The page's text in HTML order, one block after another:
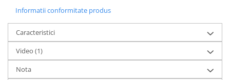
Informatii conformitate produs
Caracteristici
Video (1)
Nota